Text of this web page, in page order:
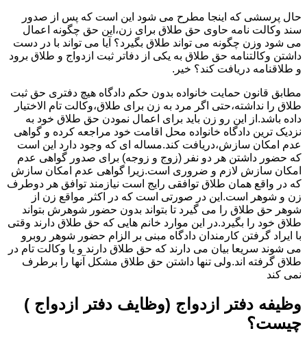
حال پرسشی که اینجا مطرح می شود این است که پس از صدور
سند وکالت نامه حاوی حق طلاق برای زن،این حق چگونه اعمال
می شود وزن چگونه می تواند طلاق بگیرد؟ آیا می تواند با در دست
داشتن وکالتنامه حق طلاق به یکی از دفاتر ثبت ازدواج و طلاق برود
و طلاقنامه دریافت کند؟ خیر.
مطابق قانون حمایت خانواده بدون حکم دادگاه هیچ دفتری حق ثبت
طلاق را نداشته،حتی اگر مرد به زن برای طلاق،وکالت تام الاختیار
داده باشد.از این رو زن باید برای اعمال نمودن حق طلاق خود به
نزدیک ترین دادگاه خانواده محل اقامت خود مراجعه کرده و گواهی
عدم امکان سازش،دریافت کند.مساله ای که وجود دارد این است
که حضور داشتن هر دو نفر (زوج و زوجه) برای صدور گواهی عدم
امکان سازش لازم و ضروری است.زیرا گواهی عدم امکان سازش
که در واقع همان طلاق توافقی رایج است نیازمند توافق هر دوطرف
زن و شوهر است.این در صورتی است که در اکثر مواقع زن از
شوهر حق طلاق را می گیرد تا بتواند بدون حضور شوهرش بتواند
طلاق خود را بگیرد.در این موارد خانم هایی که حق طلاق دارند وقتی
با ایراد گرفتن کارمندان دادگاه مبنی بر الزام حضور شوهر روبرو
می شوند سریعا بیان می دارند که حق طلاق دارند و یا وکالت تام در
طلاق گرفته اند.ولی تنها داشتن حق طلاق مشکل آنها را برطرف
نمی کند
وظیفه دفتر ازدواج (وظایف دفتر ازدواج )
چیست؟